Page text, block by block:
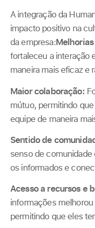
A integração da
impacto positivo na
da empresa:
fortaleceu a interação
maneira mais eficaz e
Maior colaboração:
mútuo, permitindo
equipe de maneira
Sentido de
senso de
os informados e
Acesso a recursos e
informações
permitindo que eles